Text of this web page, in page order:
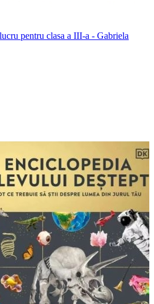
pentru clasa a III-a - Gabriela